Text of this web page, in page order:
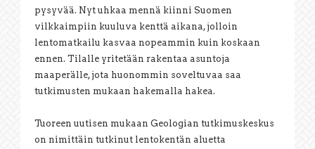
pysyvää. Nyt uhkaa mennä kiinni Suomen
vilkkaimpiin kuuluva kenttä aikana, jolloin
lentomatkailu kasvaa nopeammin kuin koskaan
ennen. Tilalle yritetään rakentaa asuntoja
maaperälle, jota huonommin soveltuvaa saa
tutkimusten mukaan hakemalla hakea.
Tuoreen uutisen mukaan Geologian tutkimuskeskus
on nimittäin tutkinut lentokentän aluetta